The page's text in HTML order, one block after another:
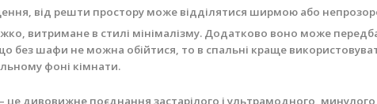
від решти простору може відділятися ширмою або
витримане в стилі мінімалізму. Додатково воно може
без шафи не можна обійтися, то в спальні краще
фоні кімнати.
це дивовижне поєднання застарілого і ультрамодного,